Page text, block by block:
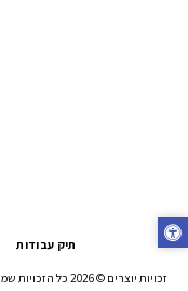
תיק עבודות
זכויות יוצרים © 2026 כל הזכויות שמורות -